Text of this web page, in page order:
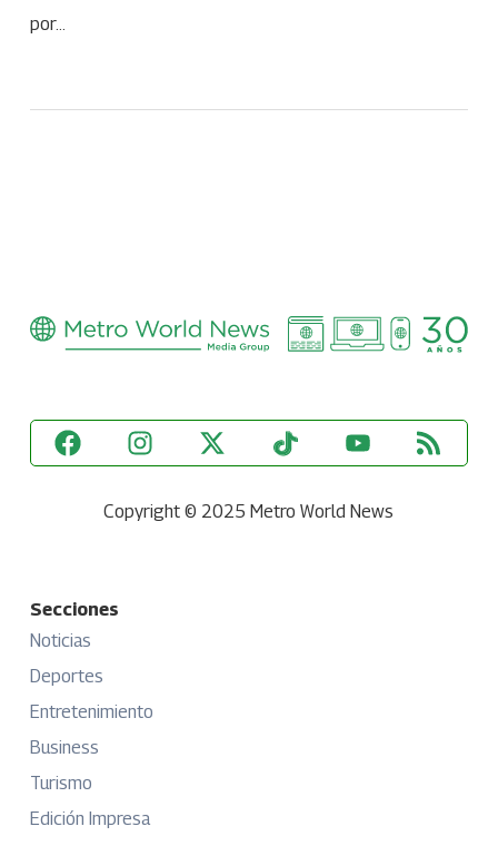
por…
Copyright © 2025 Metro World News
Secciones
Noticias
Deportes
Entretenimiento
Business
Turismo
Edición Impresa